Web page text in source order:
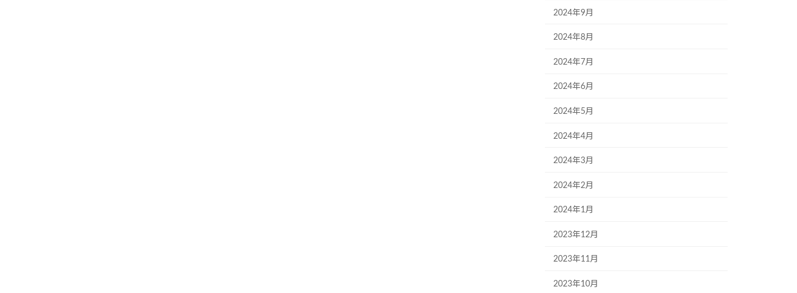
2024年9月
2024年8月
2024年7月
2024年6月
2024年5月
2024年4月
2024年3月
2024年2月
2024年1月
2023年12月
2023年11月
2023年10月